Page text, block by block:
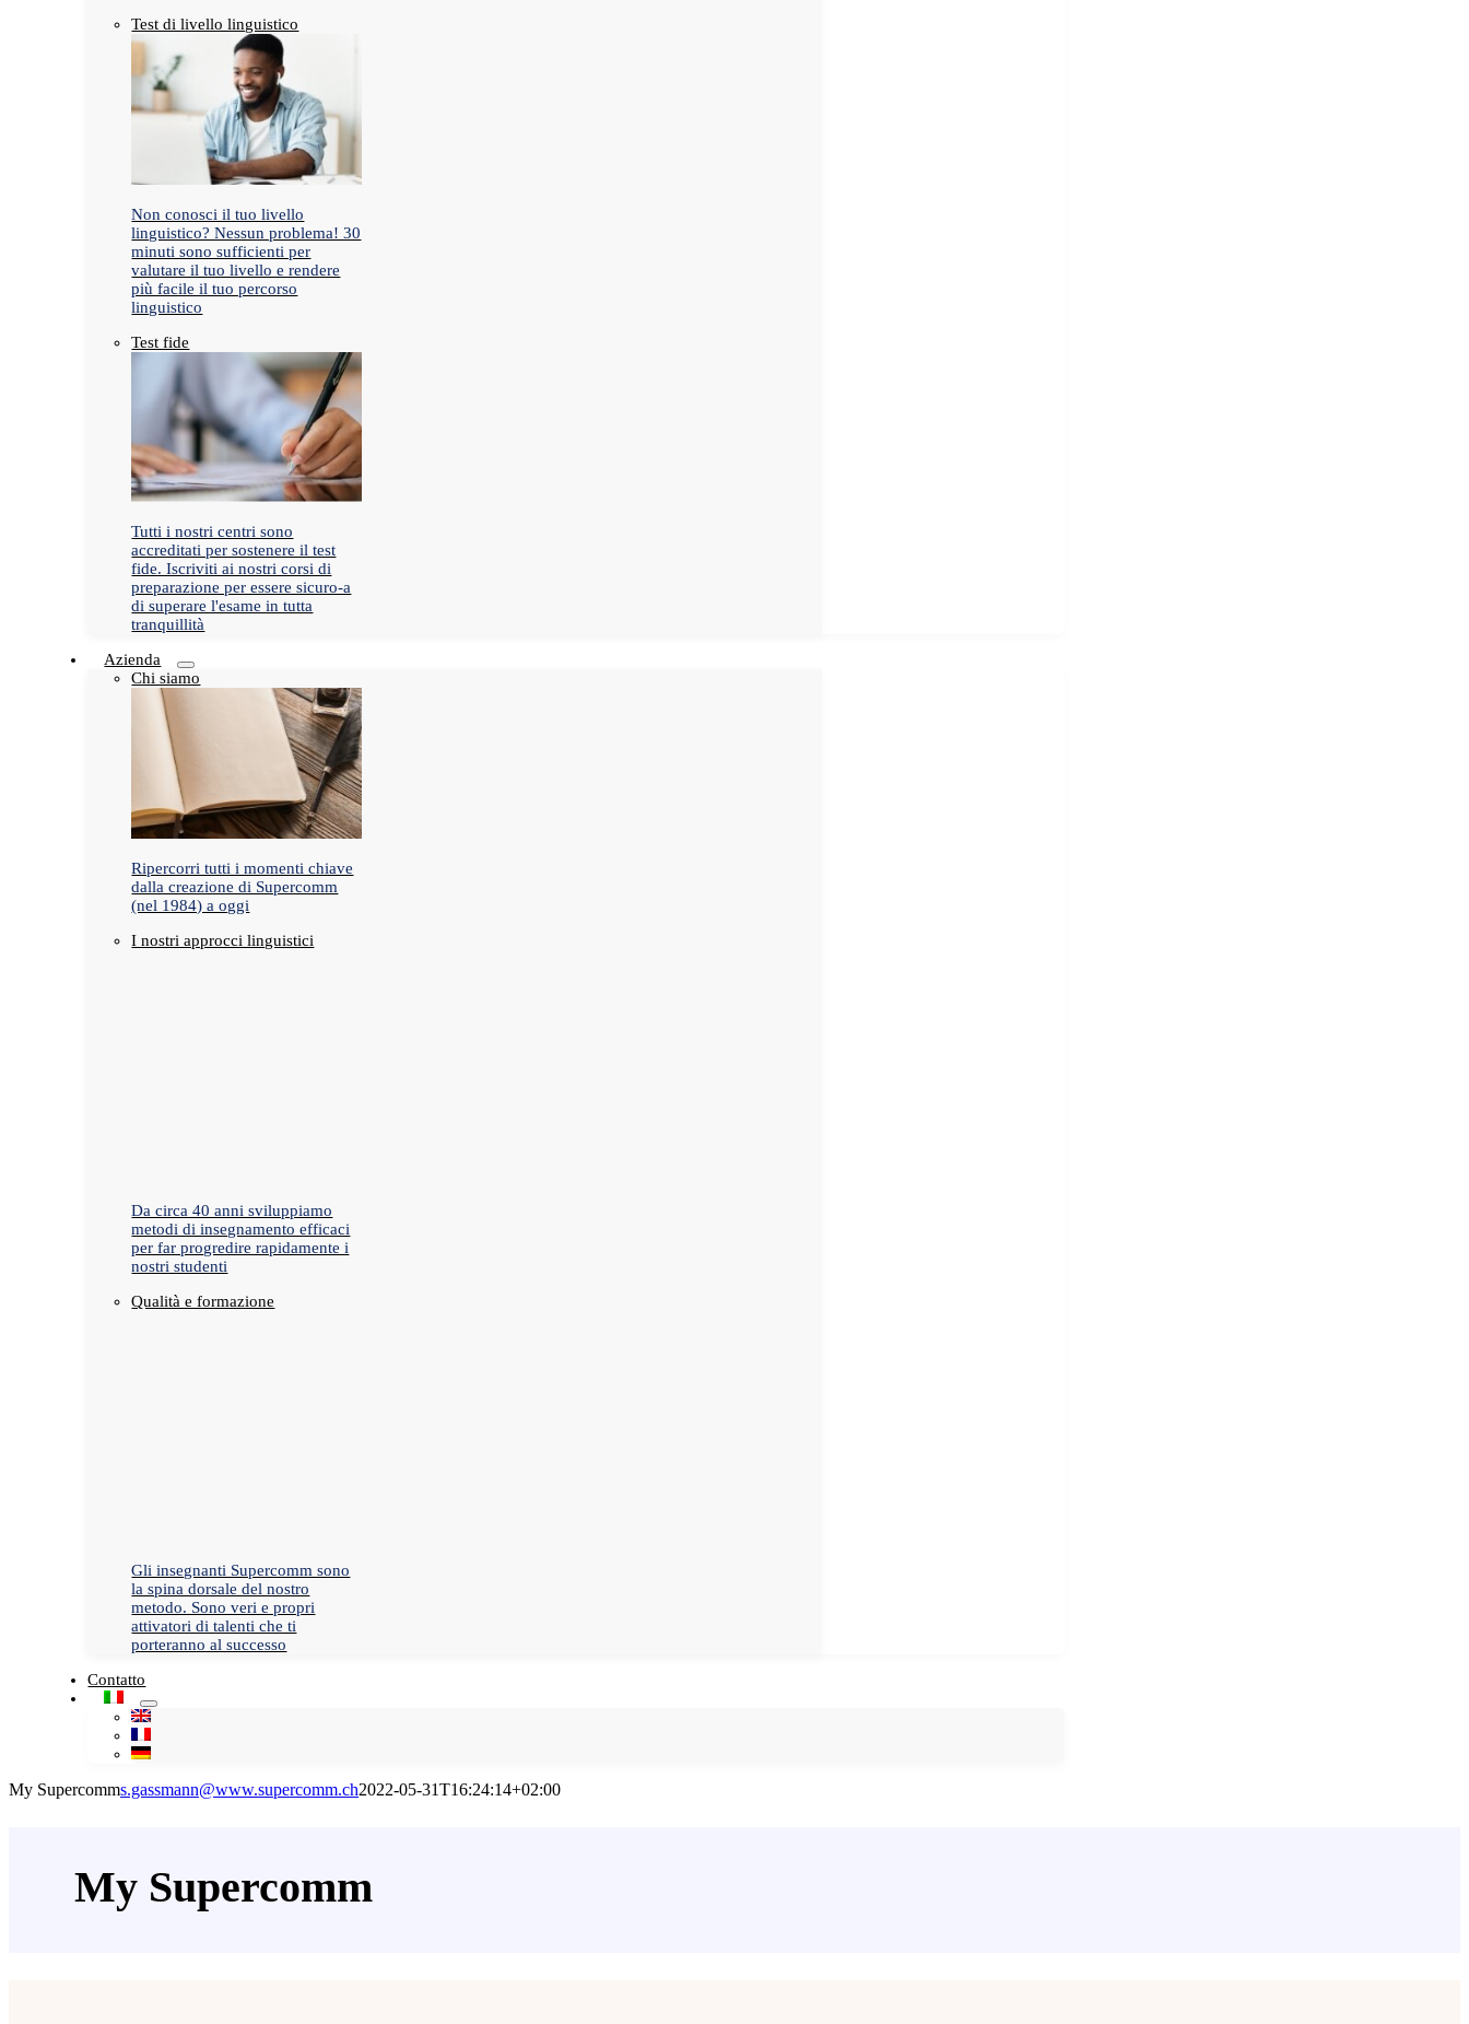
Test di livello linguistico
Non conosci il tuo livello
linguistico? Nessun problema! 30
minuti sono sufficienti per
valutare il tuo livello e rendere
più facile il tuo percorso
linguistico
Test fide
Tutti i nostri centri sono
accreditati per sostenere il test
fide. Iscriviti ai nostri corsi di
preparazione per essere sicuro-a
di superare l'esame in tutta
tranquillità
Azienda
Chi siamo
Ripercorri tutti i momenti chiave
dalla creazione di Supercomm
(nel 1984) a oggi
I nostri approcci linguistici
Da circa 40 anni sviluppiamo
metodi di insegnamento efficaci
per far progredire rapidamente i
nostri studenti
Qualità e formazione
Gli insegnanti Supercomm sono
la spina dorsale del nostro
metodo. Sono veri e propri
attivatori di talenti che ti
porteranno al successo
Contatto
My Supercomms.gassmann@www.supercomm.ch2022-05-31T16:24:14+02:00
My Supercomm